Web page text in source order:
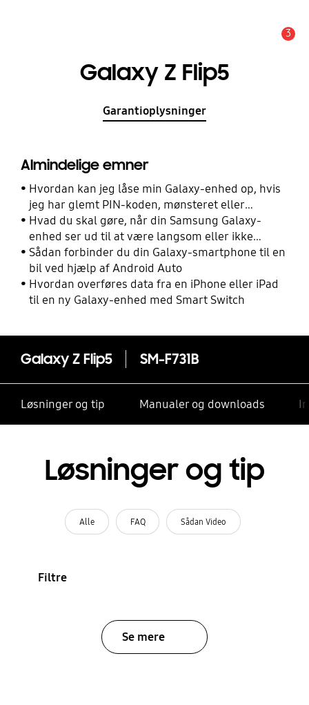
3
Galaxy Z Flip5
Garantioplysninger
Almindelige emner
Hvordan kan jeg låse min Galaxy-enhed op, hvis
jeg har glemt PIN-koden, mønsteret eller
adgangskoden?
Hvad du skal gøre, når din Samsung Galaxy-
enhed ser ud til at være langsom eller ikke
reagerer
Sådan forbinder du din Galaxy-smartphone til en
bil ved hjælp af Android Auto
Hvordan overføres data fra en iPhone eller iPad
til en ny Galaxy-enhed med Smart Switch
Galaxy Z Flip5 SM-F731B
Løsninger og tip Manualer og downloads
Løsninger og tip
Alle FAQ Sådan Video
Filtre
Se mere